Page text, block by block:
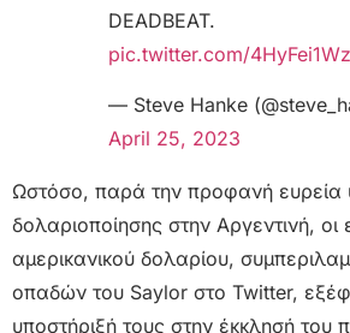
DEADBEAT.
pic.twitter.com/
— Steve Hanke
April 25, 2023
Ωστόσο, παρά την προφανή ευρεία
δολαριοποίησης στην Αργεντινή, οι
αμερικανικού δολαρίου,
οπαδών του Saylor στο Twitter,
υποστήριξή τους στην έκκλησή του